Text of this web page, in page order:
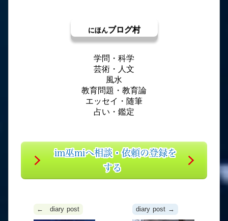
にほんブログ村
学問・科学
芸術・人文
風水
教育問題・教育論
エッセイ・随筆
占い・鑑定
im巫miへ相談・依頼の登録を
する
← diary post diary post →